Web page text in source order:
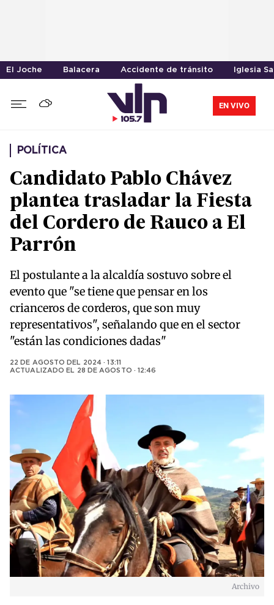
El Joche Balacera Accidente de tránsito Iglesia
EN VIVO
POLÍTICA
Candidato Pablo Chávez
plantea trasladar la Fiesta
del Cordero de Rauco a El
Parrón
El postulante a la alcaldía sostuvo sobre el
evento que "se tiene que pensar en los
crianceros de corderos, que son muy
representativos", señalando que en el sector
"están las condiciones dadas"
22 DE AGOSTO DEL 2024 · 13:11
ACTUALIZADO EL 28 DE AGOSTO · 12:46
Archivo